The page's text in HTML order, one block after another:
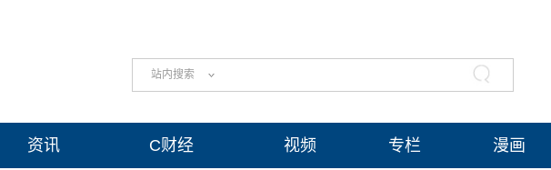
站内搜索
资讯 C财经 视频 专栏 漫画